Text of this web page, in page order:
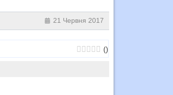
21 Червня 2017
()